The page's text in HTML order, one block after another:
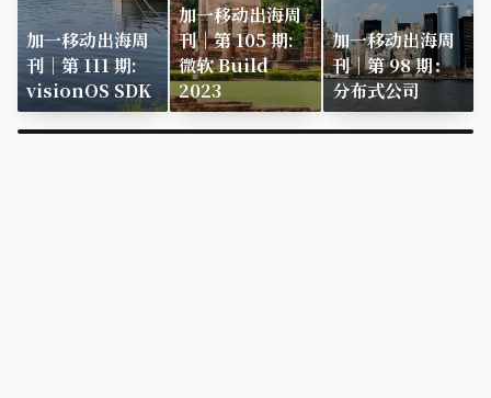
加一移动出海周
刊｜第 111 期:
visionOS SDK
加一移动出海周
刊｜第 105 期:
微软 Build
2023
加一移动出海周
刊｜第 98 期：
分布式公司